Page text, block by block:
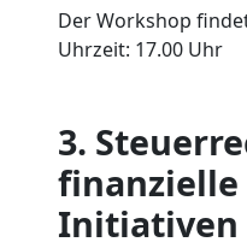
Der Workshop
Uhrzeit: 17.00 Uhr
3.
Initiativen